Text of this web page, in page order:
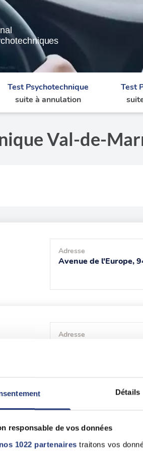
Détails
responsable de vos données
nos 1022 partenaires traitons vos
Test Psychotechnique
suite à annulation
Test
Val-de-
Adresse
Avenue de l'Europe,
Adresse
201 Rue Carnot,
Bois